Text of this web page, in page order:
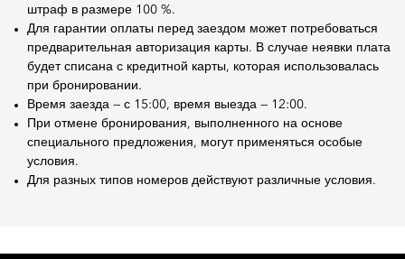
штраф в размере 100 %.
Для гарантии оплаты перед заездом может потребоваться
предварительная авторизация карты. В случае неявки плата
будет списана с кредитной карты, которая использовалась
при бронировании.
Время заезда — с 15:00, время выезда — 12:00.
При отмене бронирования, выполненного на основе
специального предложения, могут применяться особые
условия.
Для разных типов номеров действуют различные условия.